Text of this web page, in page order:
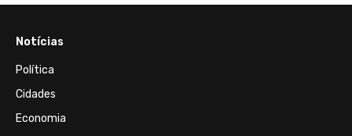
Notícias
Política
Cidades
Economia